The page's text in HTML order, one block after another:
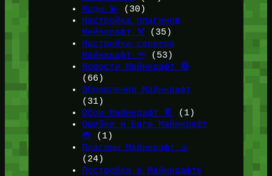
Моды 💫
(30)
Настройка плагинов
Майнкрафт ⚒️(35)
Настройка сервера
Майнкрафт 🔦 (53)
Новости Майнкрафт 🔴
(66)
Обновления Майнкрафт
(31)
Обои Майнкрафт 📔
(1)
Ошибки и Баги Майнкрафт
🐞(1)
Плагины Майнкрафт ♨️
(24)
Постройки в Майнкрафте